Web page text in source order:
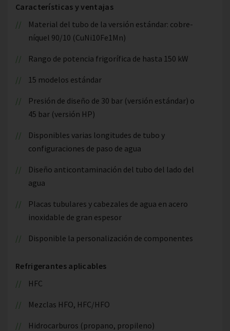
Características y ventajas
Material del tubo de la versión estándar: cobre-
níquel 90/10 (CuNi10Fe1Mn)
Rango de potencia frigorífica de hasta 150 kW
15 modelos estándar
Presión de diseño de 30 bar (versión estándar) o
45 bar (versión HP)
Disponibles varias longitudes de tubo y
configuraciones de paso de agua
Diseño anticontaminación del tubo del lado del
agua
Placas tubulares y cabezales de agua en acero
inoxidable de gran espesor
Disponible la personalización de componentes
Refrigerantes aplicables
HFC
Mezclas HFO, HFC/HFO
Hidrocarburos (propano, propileno)